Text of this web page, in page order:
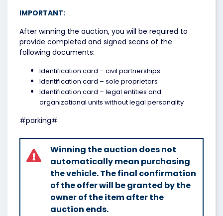
IMPORTANT:
After winning the auction, you will be required to
provide completed and signed scans of the
following documents:
Identification card – civil partnerships
Identification card – sole proprietors
Identification card – legal entities and
organizational units without legal personality
#parking#
Winning the auction does not
automatically mean purchasing
the vehicle. The final confirmation
of the offer will be granted by the
owner of the item after the
auction ends.